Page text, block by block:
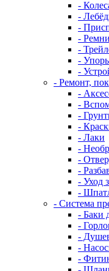
-
-
-
-
-
-
-
- Ремонт,
-
-
-
-
- Лаки
-
-
-
- Уход
-
- Система
- Баки
-
-
-
-